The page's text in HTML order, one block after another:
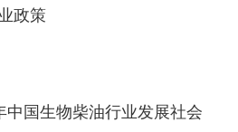
政策
国生物柴油行业发展社会